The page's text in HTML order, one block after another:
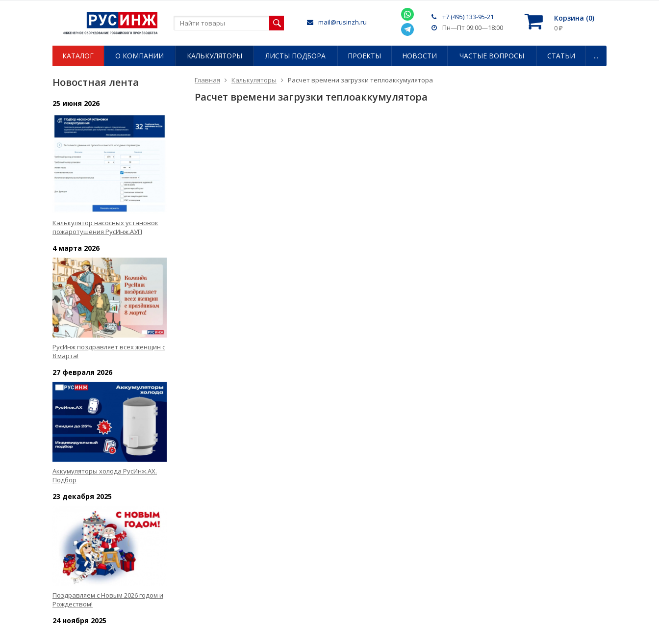
mail@rusinzh.ru
+7 (495) 133-95-21
Пн—Пт 09:00—18:00
Корзина (0)
0 ₽
КАТАЛОГ О КОМПАНИИ​ КАЛЬКУЛЯТОРЫ ЛИСТЫ ПОДБОРА ПРОЕКТЫ НОВОСТИ ЧАСТЫЕ ВОПРОСЫ СТАТЬИ ...
Главная Калькуляторы Расчет времени загрузки теплоаккумулятора
Расчет времени загрузки теплоаккумулятора
Новостная лента
25 июня 2026
Калькулятор насосных установок
пожаротушения РусИнж.АУП
4 марта 2026
РусИнж поздравляет всех женщин с
8 марта!
27 февраля 2026
Аккумуляторы холода РусИнж.АХ.
Подбор
23 декабря 2025
Поздравляем с Новым 2026 годом и
Рождеством!
24 ноября 2025